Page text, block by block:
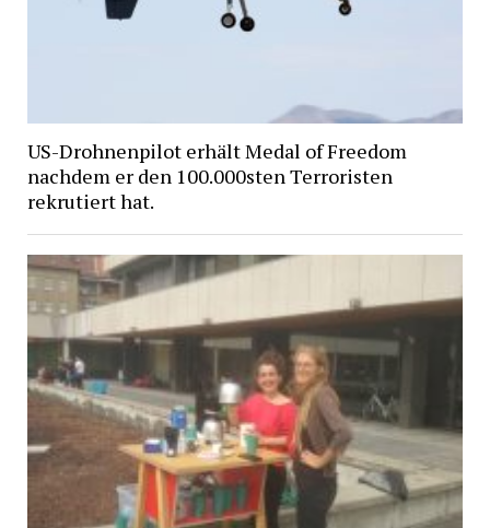
US-Drohnenpilot erhält Medal of Freedom
nachdem er den 100.000sten Terroristen
rekrutiert hat.